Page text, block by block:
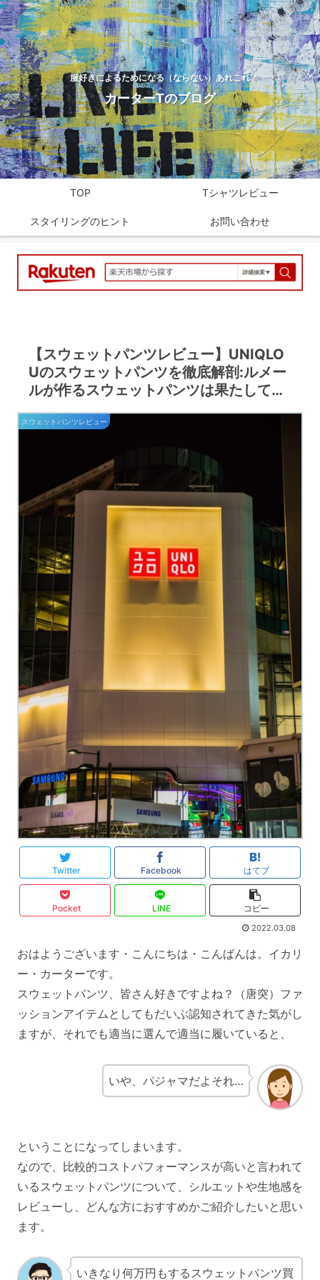
服好きによるためになる（ならない）あれこれ
カーターTのブログ
TOP Tシャツレビュー
スタイリングのヒント お問い合わせ
【スウェットパンツレビュー】UNIQLO
Uのスウェットパンツを徹底解剖:ルメー
ルが作るスウェットパンツは果たして…
スウェットパンツレビュー
Twitter Facebook はてブ
Pocket LINE コピー
2022.03.08
おはようございます・こんにちは・こんばんは。イカリ
ー・カーターです。
スウェットパンツ、皆さん好きですよね？（唐突）ファ
ッションアイテムとしてもだいぶ認知されてきた気がし
ますが、それでも適当に選んで適当に履いていると、
いや、パジャマだよそれ…
ということになってしまいます。
なので、比較的コストパフォーマンスが高いと言われて
いるスウェットパンツについて、シルエットや生地感を
レビューし、どんな方におすすめかご紹介したいと思い
ます。
いきなり何万円もするスウェットパンツ買